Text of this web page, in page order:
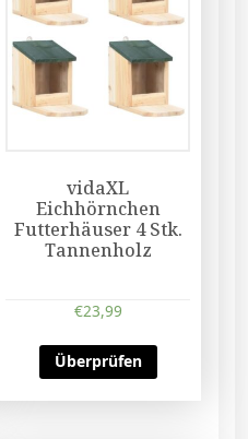
vidaXL
Eichhörnchen
Futterhäuser 4 Stk.
Tannenholz
€23,99
Überprüfen